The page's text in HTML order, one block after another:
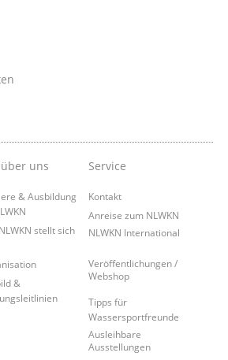
uns
& Ausbildung
stellt sich
&
Service
Kontakt
Anreise zum NLWKN
NLWKN International
Veröffentlichungen /
Webshop
Tipps für
Wassersportfreunde
Ausleihbare
Ausstellungen